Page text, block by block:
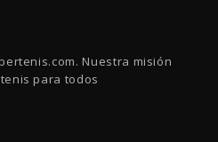
Nuestra misión
para todos